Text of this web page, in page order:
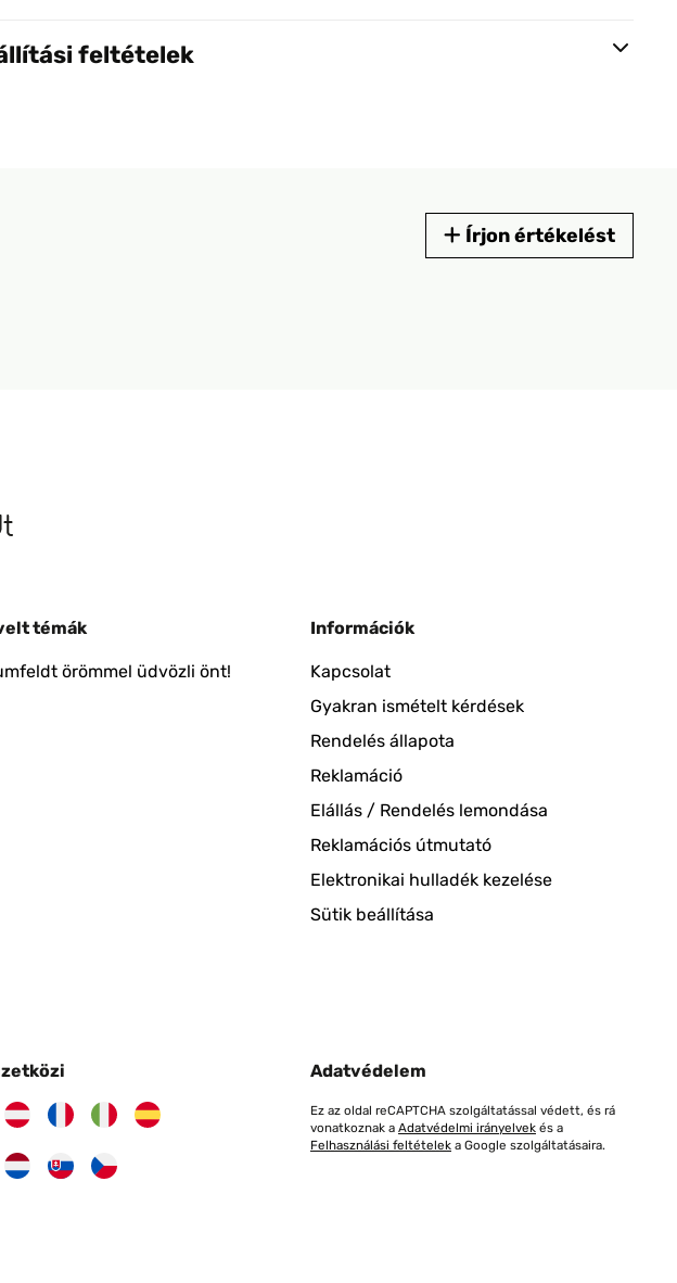
feltételek
Írjon értékelést
témák
örömmel üdvözli önt!
Információk
Kapcsolat
Gyakran ismételt kérdések
Rendelés állapota
Reklamáció
Elállás / Rendelés lemondása
Reklamációs útmutató
Elektronikai hulladék kezelése
Sütik beállítása
Adatvédelem
Ez az oldal reCAPTCHA szolgáltatással védett, és rá
vonatkoznak a Adatvédelmi irányelvek és a
Felhasználási feltételek a Google szolgáltatásaira.